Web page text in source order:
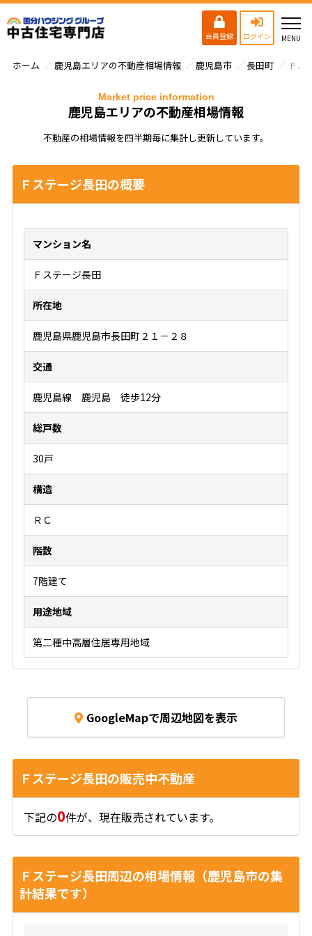
会員登録 ログイン
ホーム 鹿児島エリアの不動産相場情報 鹿児島市 長田町 Ｆス
鹿児島エリアの不動産相場情報
Market price information
不動産の相場情報を四半期毎に集計し更新しています。
Ｆステージ長田の概要
マンション名
Ｆステージ長田
所在地
鹿児島県鹿児島市長田町２１－２８
交通
鹿児島線 鹿児島 徒歩12分
総戸数
30戸
構造
ＲＣ
階数
7階建て
用途地域
第二種中高層住居専用地域
GoogleMapで周辺地図を表示
Ｆステージ長田の販売中不動産
下記の0件が、現在販売されています。
Ｆステージ長田周辺の相場情報（鹿児島市の集
計結果です）